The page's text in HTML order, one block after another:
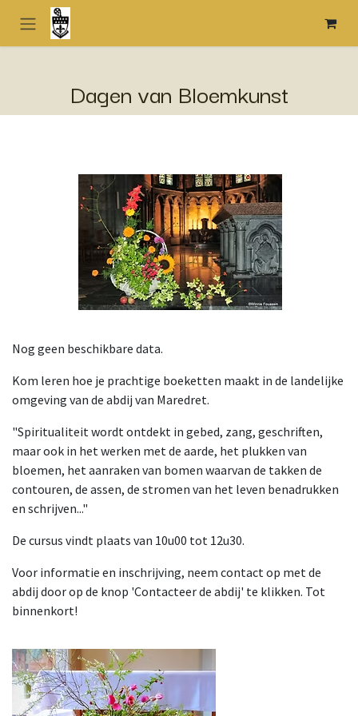
Overslaan naar inhoud
Dagen van Bloemkunst
Nog geen beschikbare data.
Kom leren hoe je prachtige boeketten maakt in de landelijke
omgeving van de abdij van Maredret.
"Spiritualiteit wordt ontdekt in gebed, zang, geschriften,
maar ook in het werken met de aarde, het plukken van
bloemen, het aanraken van bomen waarvan de takken de
contouren, de assen, de stromen van het leven benadrukken
en schrijven..."
De cursus vindt plaats van 10u00 tot 12u30.
Voor informatie en inschrijving, neem contact op met de
abdij door op de knop 'Contacteer de abdij' te klikken. Tot
binnenkort!